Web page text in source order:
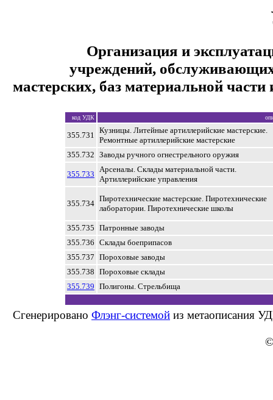
Организация и
учреждений,
мастерских, баз материальной части
код УДК
355.731
Кузницы. Литейные артиллерийские мастерские.
Ремонтные артиллерийские мастерские
355.732 Заводы ручного огнестрельного оружия
355.733
Арсеналы. Склады материальной части.
Артиллерийские управления
355.734
Пиротехнические мастерские. Пиротехнические
лаборатории. Пиротехнические школы
355.735 Патронные заводы
355.736 Склады боеприпасов
355.737 Пороховые заводы
355.738 Пороховые склады
355.739 Полигоны. Стрельбища
Сгенерировано Флэнг-системой из метаописания